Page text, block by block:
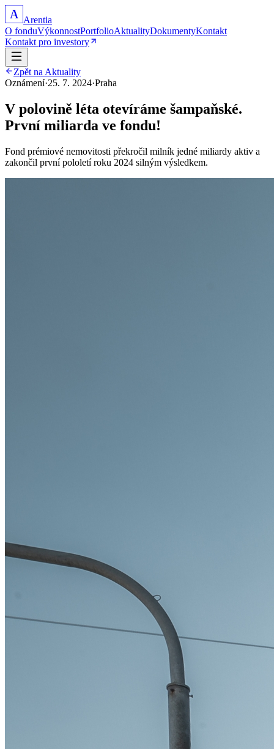
A Arentia
O fonduVýkonnostPortfolioAktualityDokumentyKontakt
Kontakt pro investory
Zpět na Aktuality
Oznámení·25. 7. 2024·Praha
V polovině léta otevíráme šampaňské.
První miliarda ve fondu!
Fond prémiové nemovitosti překročil milník jedné miliardy aktiv a
zakončil první pololetí roku 2024 silným výsledkem.